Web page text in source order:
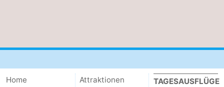
Home
Attraktionen
TAGESAUSFLÜGE